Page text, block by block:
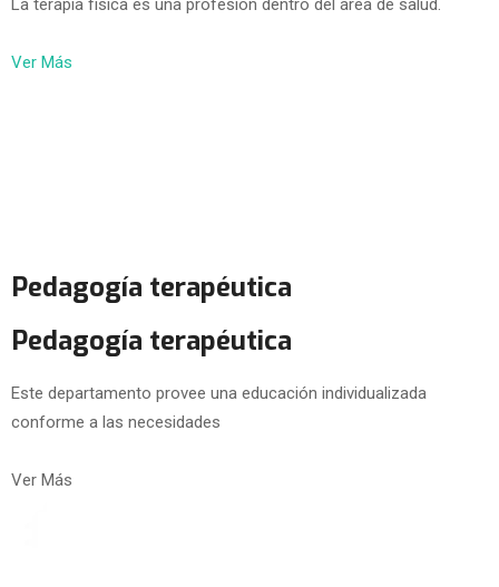
La terapia física es una profesión dentro del área de salud.
Ver Más
Pedagogía terapéutica
Pedagogía terapéutica
Este departamento provee una educación individualizada
conforme a las necesidades
Ver Más